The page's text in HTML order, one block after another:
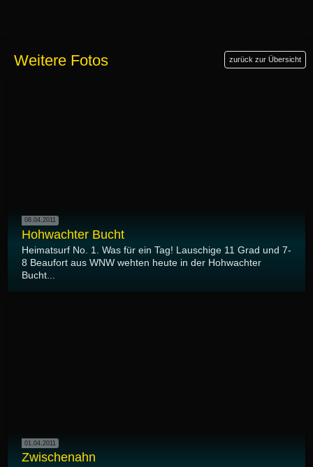
Weitere Fotos zurück zur Übersicht
08.04.2011
Hohwachter Bucht
Heimatsurf No. 1. Was für ein Tag! Lauschige 11 Grad und 7-
8 Beaufort aus WNW wehten heute in der Hohwachter
Bucht...
01.04.2011
Zwischenahn